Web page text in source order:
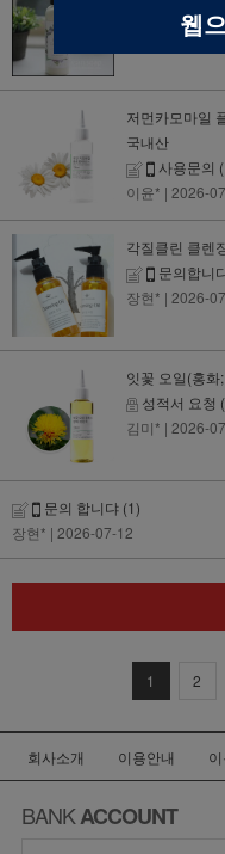
추가 문의 (1)
| 2026-
저먼카모마일
국내산
사용문의
이윤* | 2026-
각질클린 클렌
문의합니
장현* | 2026-
잇꽃 오일(홍
성적서 요청
김미* | 2026-
문의 합니댜 (1)
장현* | 2026-07-12
1 2
회사소개 이용안내
BANKACCOUNT
웹